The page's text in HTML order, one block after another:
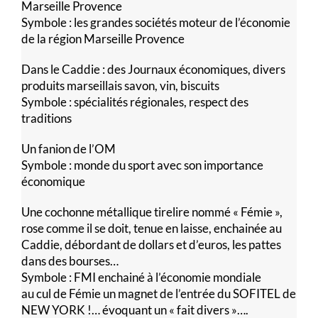
Marseille Provence
Symbole : les grandes sociétés moteur de l’économie
de la région Marseille Provence
Dans le Caddie : des Journaux économiques, divers
produits marseillais savon, vin, biscuits
Symbole : spécialités régionales, respect des
traditions
Un fanion de l’OM
Symbole : monde du sport avec son importance
économique
Une cochonne métallique tirelire nommé « Fémie »,
rose comme il se doit, tenue en laisse, enchainée au
Caddie, débordant de dollars et d’euros, les pattes
dans des bourses…
Symbole : FMI enchainé à l’économie mondiale
au cul de Fémie un magnet de l’entrée du SOFITEL de
NEW YORK !… évoquant un « fait divers »….